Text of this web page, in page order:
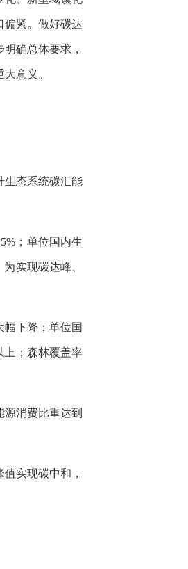
偏紧。做好碳达
确总体要求，
意义。
生态系统碳汇能
；单位国内生
实现碳达峰、
下降；单位国
上；森林覆盖率
消费比重达到
实现碳中和，